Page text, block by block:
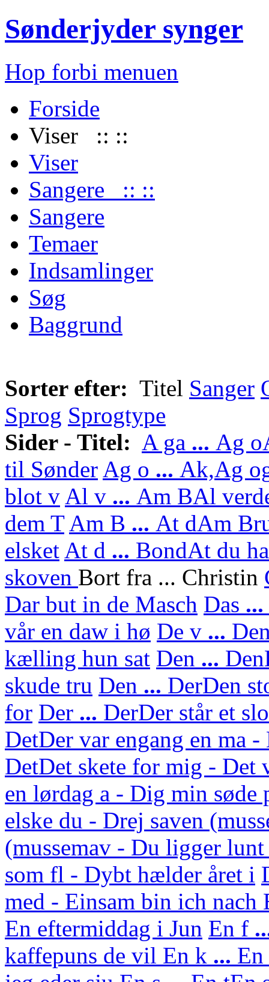
Sønderjyder synger
Hop forbi menuen
Forside
Viser :: ::
Viser
Sangere :: ::
Sangere
Temaer
Indsamlinger
Søg
Baggrund
Sorter efter: Titel Sanger
Sprog Sprogtype
Sider - Titel: A ga ... Ag o
til Sønder Ag o ... Ak,Ag
blot v Al v ... Am BAl
dem T Am B ... At dAm
elsket At d ... BondAt du
skoven Bort fra ... Christin
Dar but in de Masch Das ...
vår en daw i hø De v ...
kælling hun sat Den ... Den
skude tru Den ... DerDen
for Der ... DerDer står et
DetDer var engang en ma
DetDet skete for mig - Det
en lørdag a - Dig min søde
elske du - Drej saven
(mussemav - Du ligger lunt
som fl - Dybt hælder året i
med - Einsam bin ich nach
En eftermiddag i Jun En f
kaffepuns de vil En k ... En